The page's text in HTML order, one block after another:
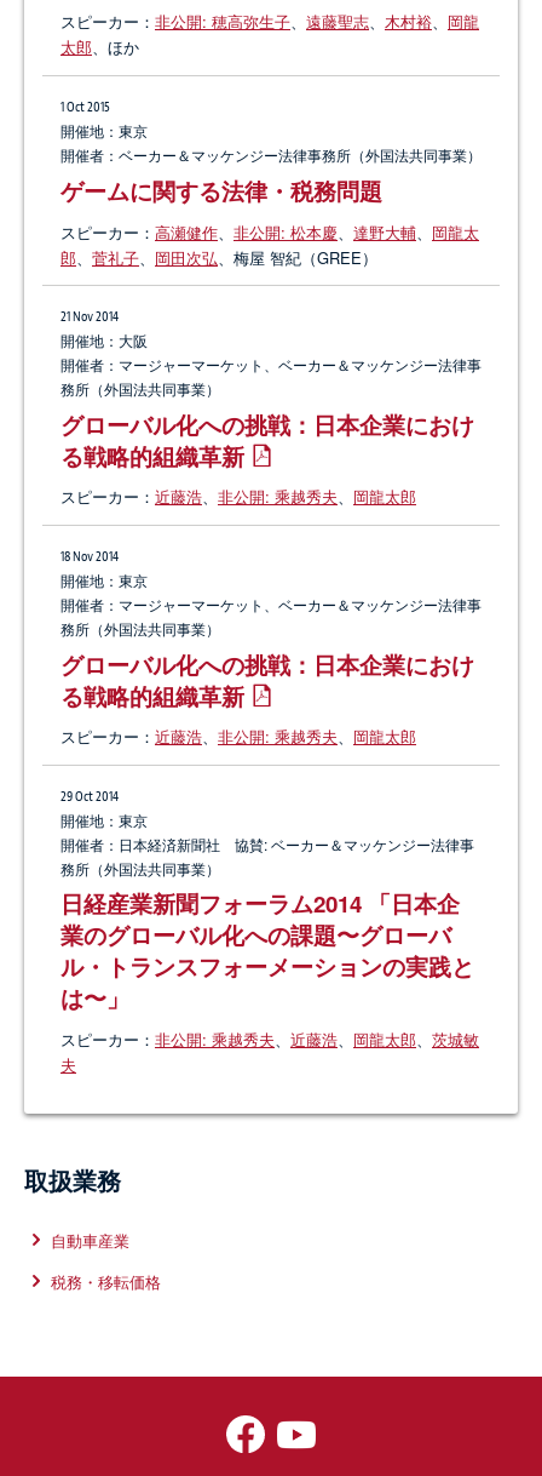
スピーカー： 非公開: 穂高弥生子 遠藤聖志 木村裕
岡龍
太郎 、ほか
1 Oct 2015
開催地：東京
開催者：ベーカー＆マッケンジー法律事務所（外国法共同事業）
ゲームに関する法律・税務問題
スピーカー： 高瀬健作 非公開: 松本慶 達野大輔
岡龍太
郎
菅礼子 岡田次弘 、梅屋 智紀（GREE）
21 Nov 2014
開催地：大阪
開催者：マージャーマーケット、ベーカー＆マッケンジー法律事
務所（外国法共同事業）
グローバル化への挑戦：日本企業におけ
る戦略的組織革新
スピーカー： 近藤浩、 非公開: 乘越秀夫、 岡龍太郎
18 Nov 2014
開催地：東京
開催者：マージャーマーケット、ベーカー＆マッケンジー法律事
務所（外国法共同事業）
グローバル化への挑戦：日本企業におけ
る戦略的組織革新
スピーカー： 近藤浩、 非公開: 乘越秀夫、 岡龍太郎
29 Oct 2014
開催地：東京
開催者：日本経済新聞社 協賛: ベーカー＆マッケンジー法律事
務所（外国法共同事業）
日経産業新聞フォーラム2014 「日本企
業のグローバル化への課題〜グローバ
ル・トランスフォーメーションの実践と
は〜」
スピーカー： 非公開: 乘越秀夫 近藤浩 岡龍太郎
茨城敏
夫
取扱業務
自動車産業
税務・移転価格